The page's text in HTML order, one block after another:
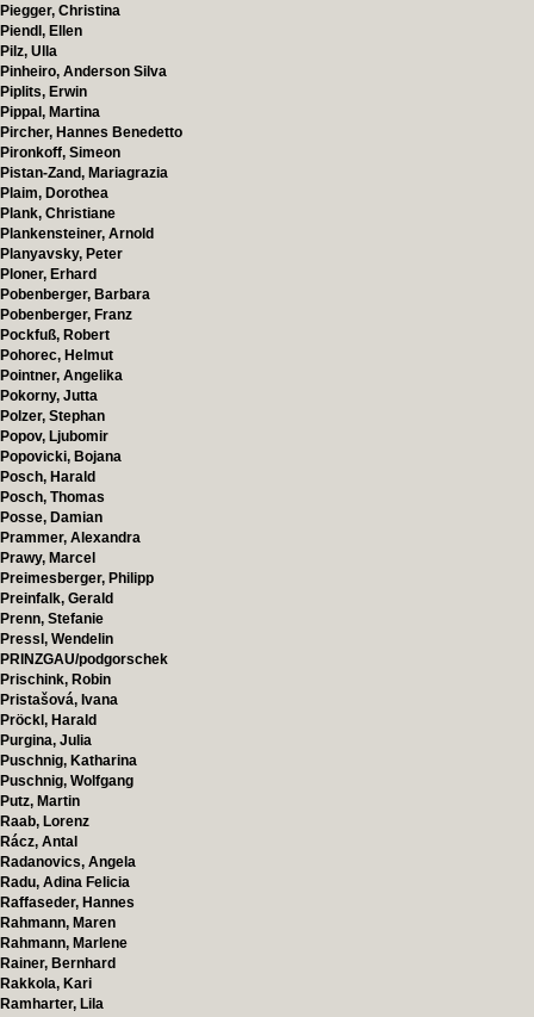
Piegger, Christina
Piendl, Ellen
Pilz, Ulla
Pinheiro, Anderson Silva
Piplits, Erwin
Pippal, Martina
Pircher, Hannes Benedetto
Pironkoff, Simeon
Pistan-Zand, Mariagrazia
Plaim, Dorothea
Plank, Christiane
Plankensteiner, Arnold
Planyavsky, Peter
Ploner, Erhard
Pobenberger, Barbara
Pobenberger, Franz
Pockfuß, Robert
Pohorec, Helmut
Pointner, Angelika
Pokorny, Jutta
Polzer, Stephan
Popov, Ljubomir
Popovicki, Bojana
Posch, Harald
Posch, Thomas
Posse, Damian
Prammer, Alexandra
Prawy, Marcel
Preimesberger, Philipp
Preinfalk, Gerald
Prenn, Stefanie
Pressl, Wendelin
PRINZGAU/podgorschek
Prischink, Robin
Pristašová, Ivana
Pröckl, Harald
Purgina, Julia
Puschnig, Katharina
Puschnig, Wolfgang
Putz, Martin
Raab, Lorenz
Rácz, Antal
Radanovics, Angela
Radu, Adina Felicia
Raffaseder, Hannes
Rahmann, Maren
Rahmann, Marlene
Rainer, Bernhard
Rakkola, Kari
Ramharter, Lila